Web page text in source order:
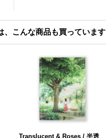
、こんな商品も買っています
Translucent & Roses / 半透